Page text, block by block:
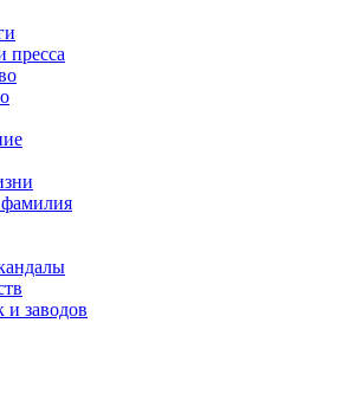
пресса
фамилия
и заводов